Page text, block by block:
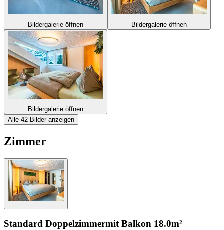
Bildergalerie öffnen Bildergalerie öffnen
Bildergalerie öffnen
Alle 42 Bilder anzeigen
Zimmer
Standard Doppelzimmermit Balkon 18.0m²